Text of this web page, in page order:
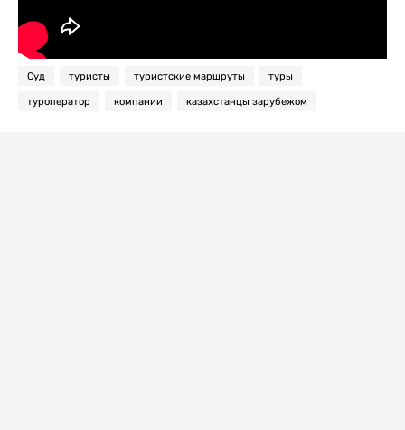
Суд туристы туристские маршруты туры
туроператор компании казахстанцы зарубежом